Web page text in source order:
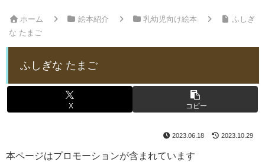
ホーム 絵本紹介 乳幼児向け絵本
ふしぎ
な たまご
ふしぎな たまご
X コピー
2023.06.18 2023.10.29
本ページはプロモーションが含まれています